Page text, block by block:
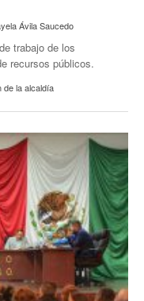
Ávila Saucedo
trabajo de los
recursos públicos.
de la alcaldía